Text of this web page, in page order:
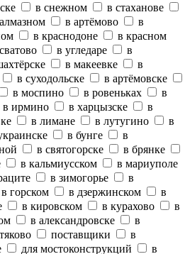
в снежном
в стаханове
в артёмово
в
в краснодоне
в красном
в угледаре
в
в макеевке
в
в суходольске
в артёмовске
в моспино в ровеньках
в
в ирмино в харцызске
в
в лимане в лутугино
в
в бунге
в
в святогорске
в брянке
в кальмиусском
в мариуполе
в зимогорье
в
в горском в дзержинском
в
в кировском в курахово
в
в александровске
в
поставщики
в
для мостоконструкций в